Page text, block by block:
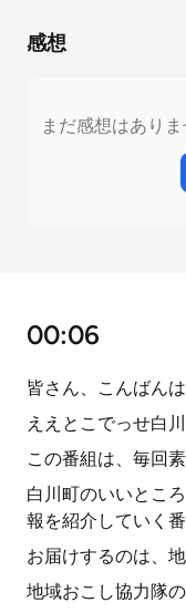
感想
まだ感想はあり
00:06
皆さん、こんばんは
ええとこでっせ白
この番組は、毎回
白川町のいいとこ
報を紹介していく番
お届けするのは、
地域おこし協力隊